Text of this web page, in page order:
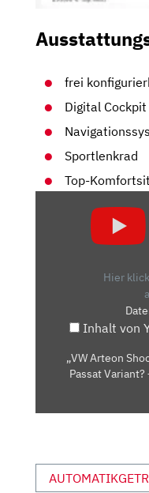
frei
Digital
Sportlenkrad
Top-
SHOOTING
PASSAT
VARIANT?
UND
SPORT“
Hier
Inhalt von
„VW Arteon
Passat